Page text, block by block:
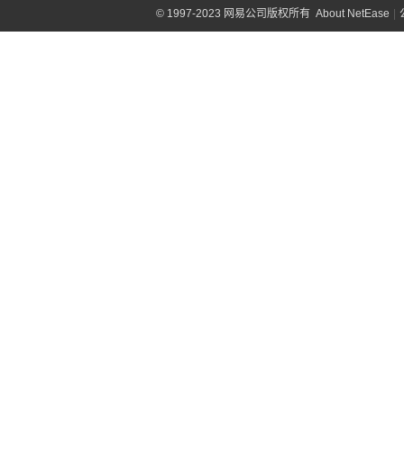
©1997-2023 网易公司版权所有 About NetEase